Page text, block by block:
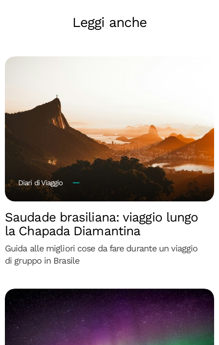
Leggi anche
Diari di Viaggio
Saudade brasiliana: viaggio lungo
la Chapada Diamantina
Guida alle migliori cose da fare durante un viaggio
di gruppo in Brasile